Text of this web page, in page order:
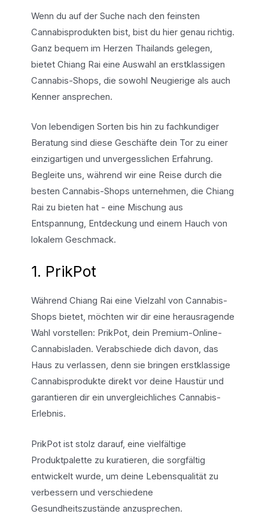
Wenn du auf der Suche nach den feinsten
Cannabisprodukten bist, bist du hier genau richtig.
Ganz bequem im Herzen Thailands gelegen,
bietet Chiang Rai eine Auswahl an erstklassigen
Cannabis-Shops, die sowohl Neugierige als auch
Kenner ansprechen.
Von lebendigen Sorten bis hin zu fachkundiger
Beratung sind diese Geschäfte dein Tor zu einer
einzigartigen und unvergesslichen Erfahrung.
Begleite uns, während wir eine Reise durch die
besten Cannabis-Shops unternehmen, die Chiang
Rai zu bieten hat - eine Mischung aus
Entspannung, Entdeckung und einem Hauch von
lokalem Geschmack.
1. PrikPot
Während Chiang Rai eine Vielzahl von Cannabis-
Shops bietet, möchten wir dir eine herausragende
Wahl vorstellen: PrikPot, dein Premium-Online-
Cannabisladen. Verabschiede dich davon, das
Haus zu verlassen, denn sie bringen erstklassige
Cannabisprodukte direkt vor deine Haustür und
garantieren dir ein unvergleichliches Cannabis-
Erlebnis.
PrikPot ist stolz darauf, eine vielfältige
Produktpalette zu kuratieren, die sorgfältig
entwickelt wurde, um deine Lebensqualität zu
verbessern und verschiedene
Gesundheitszustände anzusprechen.